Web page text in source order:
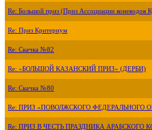
Re: Большой приз (Приз Ассоциации коневодов
Re: Приз Критериум
Re: Скачка №82
Re: «БОЛЬШОЙ КАЗАНСКИЙ ПРИЗ» (ДЕРБИ)
Re: Скачка №80
Re: ПРИЗ «ПОВОЛЖСКОГО ФЕДЕРАЛЬНОГО
Re: ПРИЗ В ЧЕСТЬ ПРАЗДНИКА АРАБСКОГО